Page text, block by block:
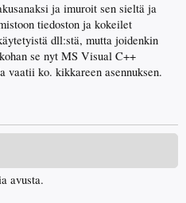
ja imuroit sen sieltä ja
tiedoston ja kokeilet
dll:stä, mutta joidenkin
se nyt MS Visual C++
vaatii ko. kikkareen asennuksen.
avusta.